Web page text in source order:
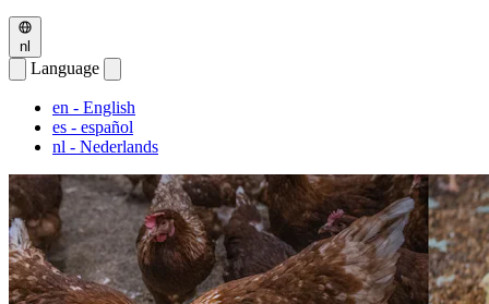
nl
Language
en - English
es - español
nl - Nederlands